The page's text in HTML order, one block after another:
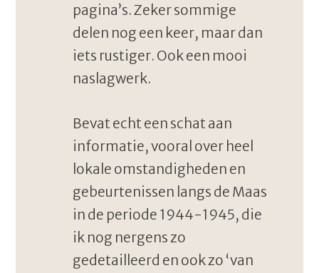
pagina’s. Zeker sommige
delen nog een keer, maar dan
iets rustiger. Ook een mooi
naslagwerk.
Bevat echt een schat aan
informatie, vooral over heel
lokale omstandigheden en
gebeurtenissen langs de Maas
in de periode 1944-1945, die
ik nog nergens zo
gedetailleerd en ook zo ‘van